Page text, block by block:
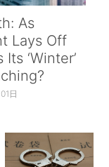
As
Lays Off
‘Winter’
日